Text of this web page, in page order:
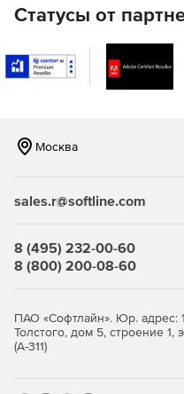
Статусы от
Москва
sales.r@softline.com
8 (495) 232-00-60
8 (800) 200-08-60
ПАО «Софтлайн». Юр. адрес:
Толстого, дом 5, строение
(А-311)